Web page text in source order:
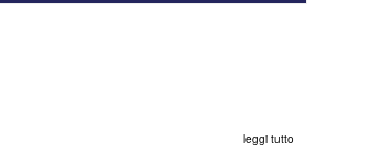
leggi tutto